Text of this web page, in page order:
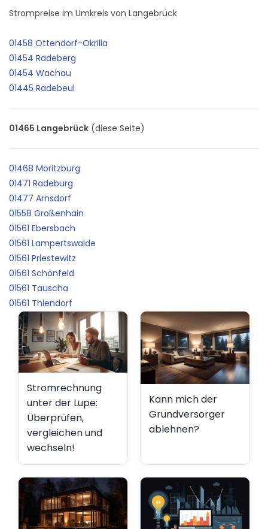
Strompreise im Umkreis von Langebrück
01458 Ottendorf-Okrilla
01454 Radeberg
01454 Wachau
01445 Radebeul
01465 Langebrück (diese Seite)
01468 Moritzburg
01471 Radeburg
01477 Arnsdorf
01558 Großenhain
01561 Ebersbach
01561 Lampertswalde
01561 Priestewitz
01561 Schönfeld
01561 Tauscha
01561 Thiendorf
Stromrechnung
unter der Lupe:
Überprüfen,
vergleichen und
wechseln!
Kann mich der
Grundversorger
ablehnen?